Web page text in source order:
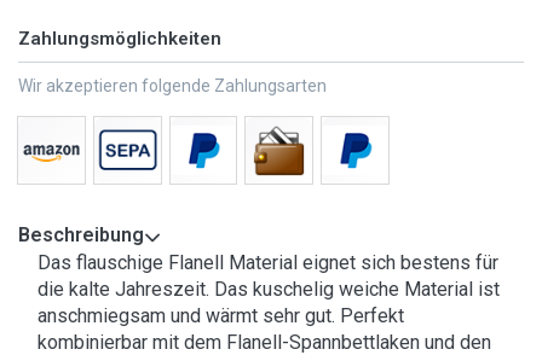
Zahlungsmöglichkeiten
Wir akzeptieren folgende Zahlungsarten
Beschreibung
Das flauschige Flanell Material eignet sich bestens für
die kalte Jahreszeit. Das kuschelig weiche Material ist
anschmiegsam und wärmt sehr gut. Perfekt
kombinierbar mit dem Flanell-Spannbettlaken und den